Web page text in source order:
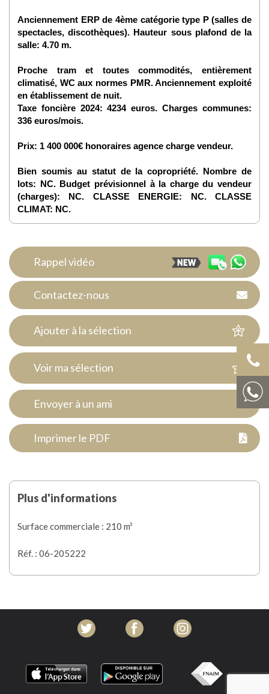
Anciennement ERP de 4ème catégorie type P (salles de
spectacles, discothèques). Hauteur sous plafond de la
salle: 4.70 m.
Proche tram et toutes commodités, entièrement
climatisé, WC aux normes PMR. Anciennement exploité
en établissement de nuit.
Taxe foncière 2024: 4234 euros. Charges communes:
336 euros/mois.
Prix: 1 400 000€ honoraires agence charge vendeur.
Bien soumis au statut de la copropriété. Nombre de
lots: NC. Budget prévisionnel à la charge du vendeur
(charges): NC. CLASSE ENERGIE: NC. CLASSE
CLIMAT: NC.
Rappel vidéo
Contactez-nous
Ajouter à la sélection
Voir ma sélection
Envoyer à un ami
Imprimer le PDF
Plus d'informations
Surface commerciale : 210 m²
Réf. : 06-205222